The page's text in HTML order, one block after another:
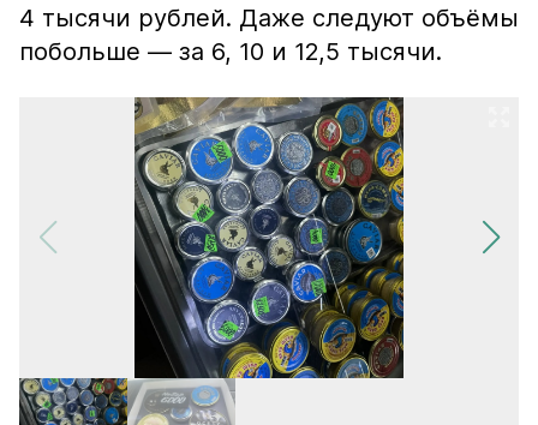
4 тысячи рублей. Даже следуют объёмы
побольше — за 6, 10 и 12,5 тысячи.